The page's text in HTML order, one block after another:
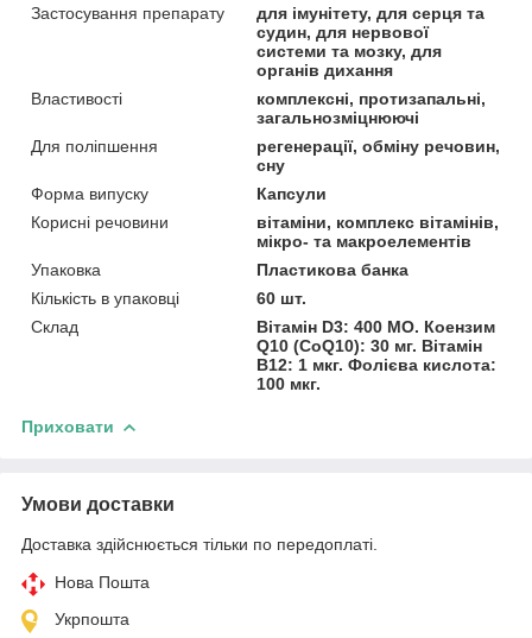
Застосування препарату
для імунітету, для серця та
судин, для нервової
системи та мозку, для
органів дихання
Властивості
комплексні, протизапальні,
загальнозміцнюючі
Для поліпшення
регенерації, обміну речовин,
сну
Форма випуску
Капсули
Корисні речовини
вітаміни, комплекс вітамінів,
мікро- та макроелементів
Упаковка
Пластикова банка
Кількість в упаковці
60 шт.
Склад
Вітамін D3: 400 МО. Коензим
Q10 (CoQ10): 30 мг. Вітамін
B12: 1 мкг. Фолієва кислота:
100 мкг.
Приховати
Умови доставки
Доставка здійснюється тільки по передоплаті.
Нова Пошта
Укрпошта